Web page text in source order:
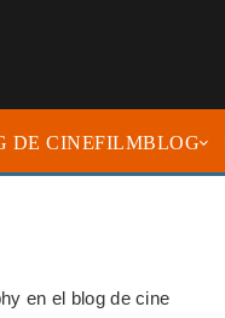
FILMBLOG
en el blog de cine